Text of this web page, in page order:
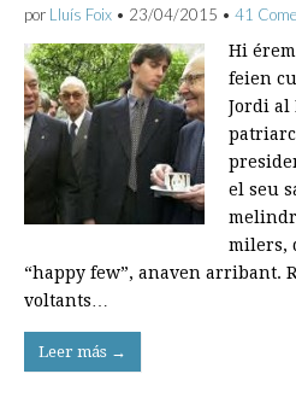
por Lluís Foix • 23/04/2015 • 41
Hi
feien
Jordi al
el seu
milers,
“happy few”, anaven arribant.
voltants…
Leer más →